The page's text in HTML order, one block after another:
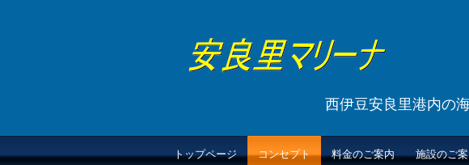
西伊豆安良里港内の
トップページ コンセプト 料金のご案内 施設のご